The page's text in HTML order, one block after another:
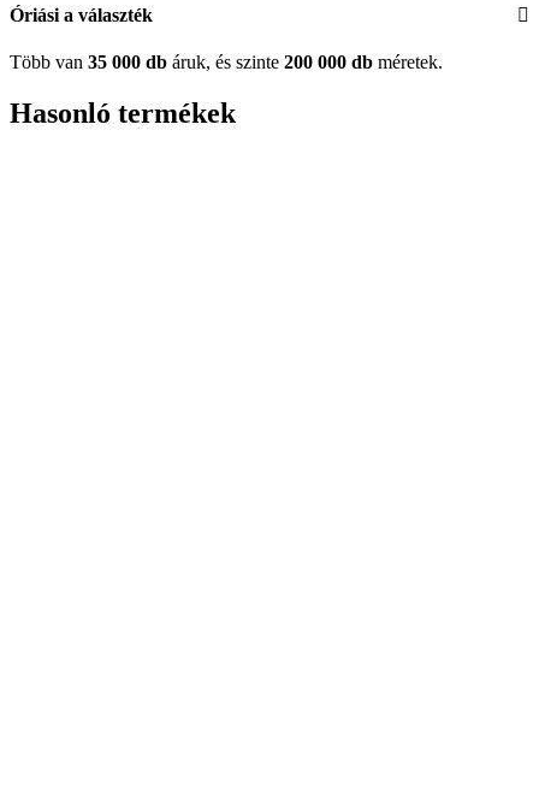
Óriási a választék
Több van 35 000 db áruk, és szinte 200 000 db méretek.
Hasonló termékek